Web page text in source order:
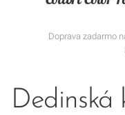
Doprava zadarmo
Dedinská